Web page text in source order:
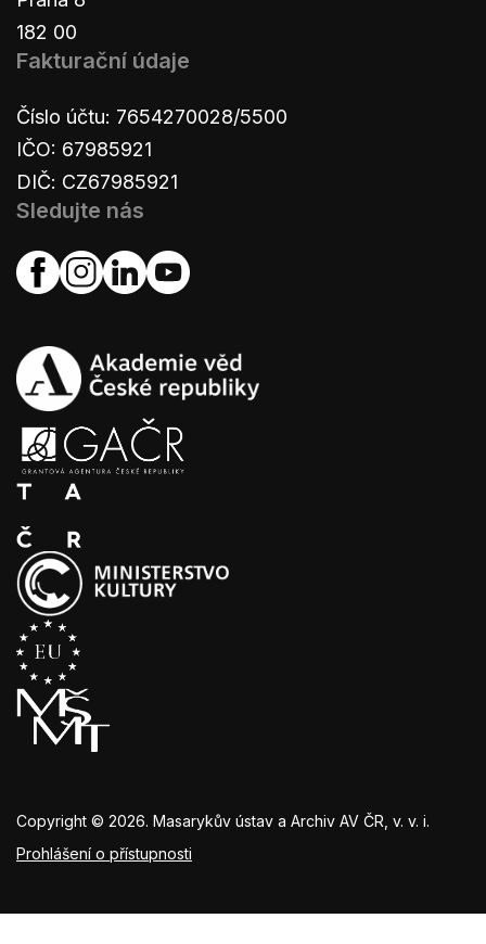
182 00
Fakturační údaje
Číslo účtu: 7654270028/5500
IČO: 67985921
DIČ: CZ67985921
Sledujte nás
Copyright © 2026. Masarykův ústav a Archiv AV ČR, v. v. i.
Prohlášení o přístupnosti